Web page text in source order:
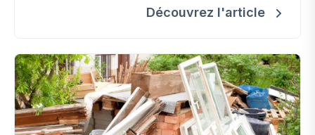
éviter autour de votre bassin.Découvrez l'article